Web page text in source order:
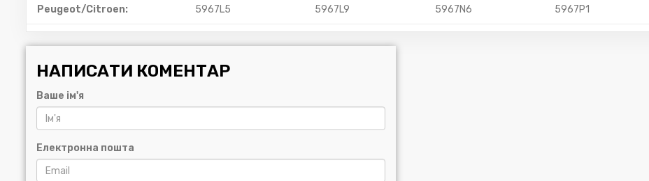
Peugeot/Citroen: 5967L5 5967L9 5967N6 5967P1
НАПИСАТИ КОМЕНТАР
Ваше ім'я
Електронна пошта